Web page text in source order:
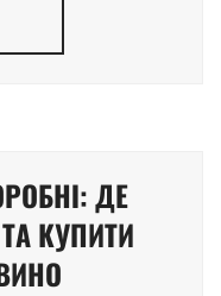
ДЕ
КУПИТИ